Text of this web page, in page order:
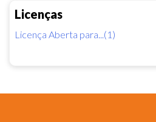
Licenças
Licença Aberta para...(1)